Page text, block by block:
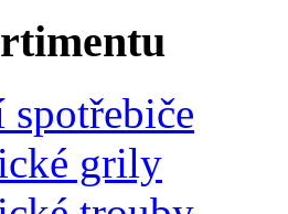
spotřebiče
grily